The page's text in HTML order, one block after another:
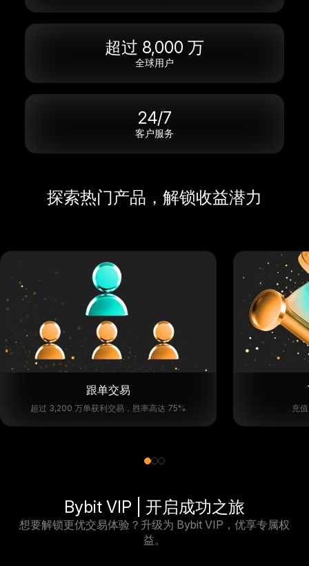
超过 8,000 万
全球用户
24/7
客户服务
探索热门产品，解锁收益潜力
跟单交易
超过 3,200 万单获利交易，胜率高达 75% 充
Bybit VIP | 开启成功之旅
想要解锁更优交易体验？升级为 Bybit VIP，优享专属权
益。